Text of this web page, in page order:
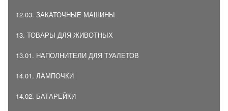
12.03. ЗАКАТОЧНЫЕ МАШИНЫ
13. ТОВАРЫ ДЛЯ ЖИВОТНЫХ
13.01. НАПОЛНИТЕЛИ ДЛЯ ТУАЛЕТОВ
14.01. ЛАМПОЧКИ
14.02. БАТАРЕЙКИ